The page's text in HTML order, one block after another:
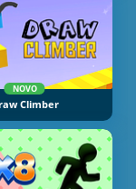
NOVO
Climber